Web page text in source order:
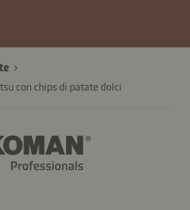
con chips di patate dolci